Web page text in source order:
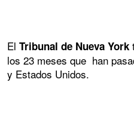
El Tribunal de Nueva York
los 23 meses que han
y Estados Unidos.